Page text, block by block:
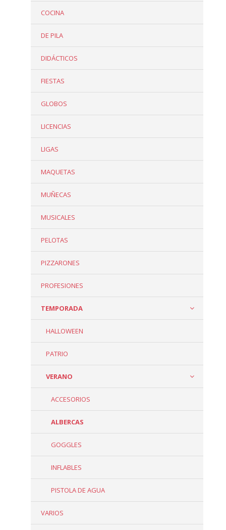
COCINA
DE PILA
DIDÁCTICOS
FIESTAS
GLOBOS
LICENCIAS
LIGAS
MAQUETAS
MUÑECAS
MUSICALES
PELOTAS
PIZZARONES
PROFESIONES
TEMPORADA
HALLOWEEN
PATRIO
VERANO
ACCESORIOS
ALBERCAS
GOGGLES
INFLABLES
PISTOLA DE AGUA
VARIOS